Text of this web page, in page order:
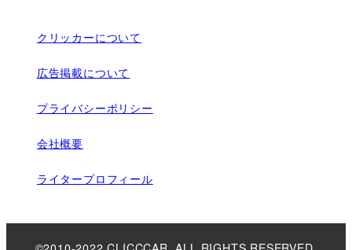
クリッカーについて
広告掲載について
プライバシーポリシー
会社概要
ライタープロフィール